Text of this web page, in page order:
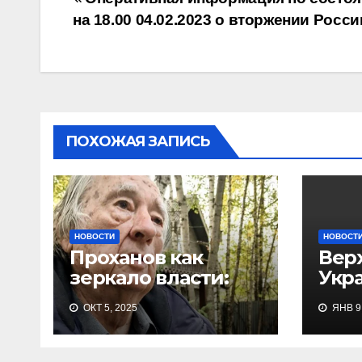
по
на 18.00 04.02.2023 о вторжении
ПОХОЖАЯ ЗАПИСЬ
НОВОСТИ
Проханов как
зеркало власти:
зачем была издана
и тут же
запрещена его
ОКТ 5, 2025 ЯНВ